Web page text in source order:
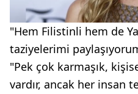
"Hem Filistinli hem de
taziyelerimi
"Pek çok karmaşık,
vardır, ancak her insan